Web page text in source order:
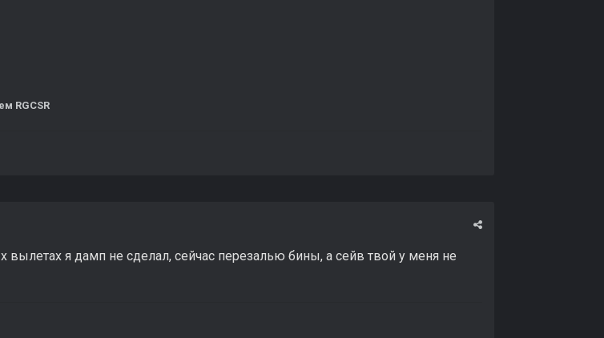
RGCSR
вылетах я дамп не сделал, сейчас перезалью бины, а сейв твой у меня не